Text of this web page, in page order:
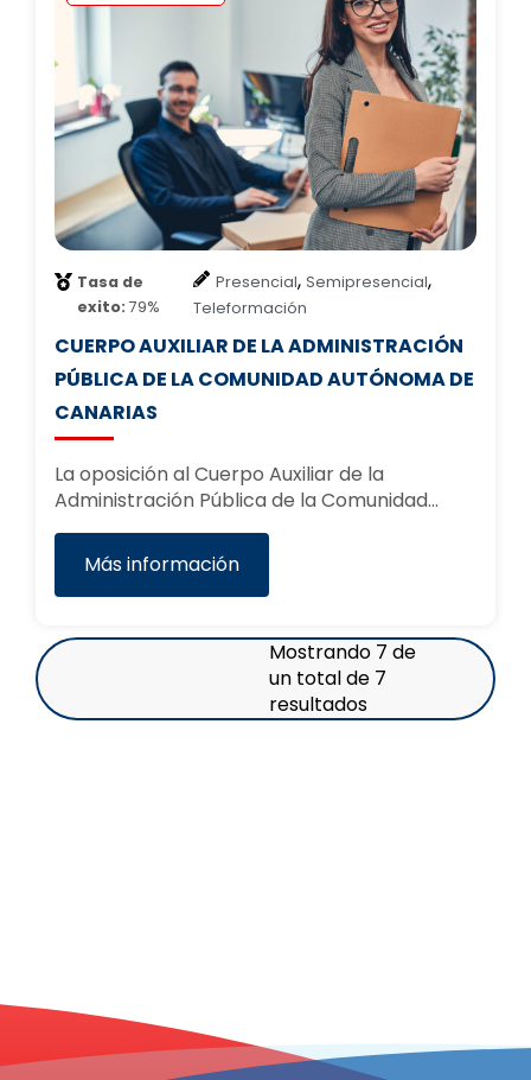
Tasa de
exito: 79%
Presencial, Semipresencial,
Teleformación
CUERPO AUXILIAR DE LA ADMINISTRACIÓN
PÚBLICA DE LA COMUNIDAD AUTÓNOMA DE
CANARIAS
La oposición al Cuerpo Auxiliar de la
Administración Pública de la Comunidad…
Más información
Mostrando 7 de
un total de 7
resultados